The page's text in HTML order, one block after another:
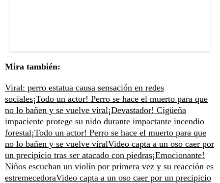
Mira también:
Viral: perro estatua causa sensación en redes
sociales¡Todo un actor! Perro se hace el muerto para que
no lo bañen y se vuelve viral¡Devastador! Cigüeña
impaciente protege su nido durante impactante incendio
forestal¡Todo un actor! Perro se hace el muerto para que
no lo bañen y se vuelve viralVideo capta a un oso caer por
un precipicio tras ser atacado con piedras¡Emocionante!
Niños escuchan un violín por primera vez y su reacción es
estremecedoraVideo capta a un oso caer por un precipicio